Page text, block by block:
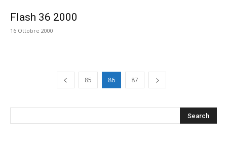
Flash 36 2000
16 Ottobre 2000
85 86 87